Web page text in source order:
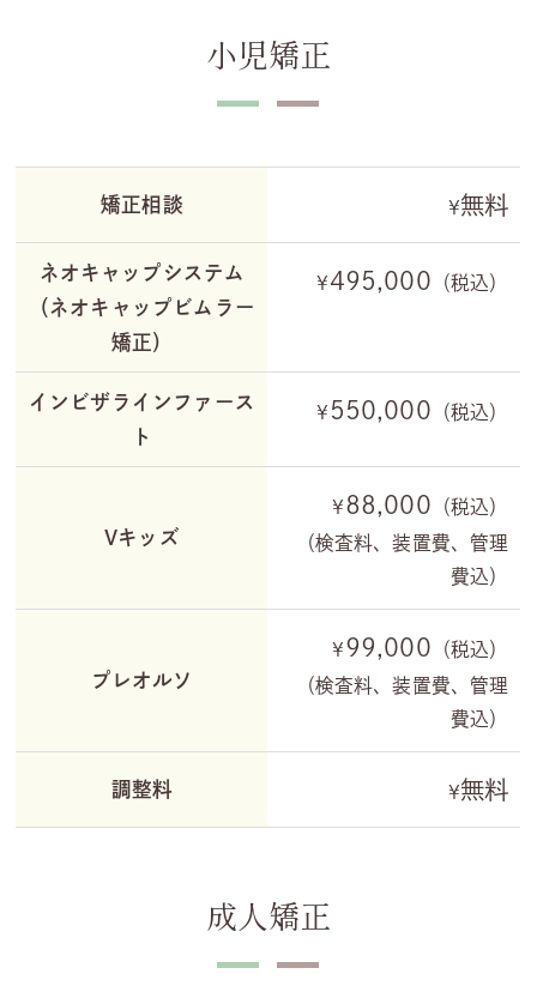
小児矯正
矯正相談 ¥無料
ネオキャップシステム
（ネオキャップビムラー
矯正）
¥495,000 （税込）
インビザラインファース
ト
¥ 550,000 （税込）
Vキッズ
¥88,000 （税込）
（検査料、装置費、管理
費込）
プレオルソ
¥99,000 （税込）
（検査料、装置費、管理
費込）
調整料 ¥無料
成人矯正